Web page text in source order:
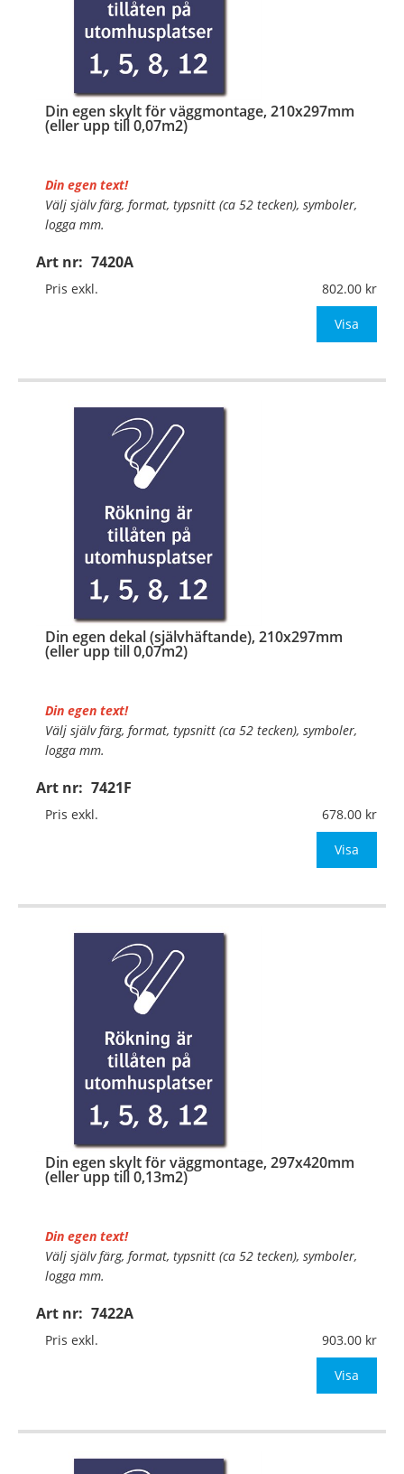
Din egen skylt för väggmontage, 210x297mm
(eller upp till 0,07m2)
Art nr: 7420A
Din egen text!
Välj själv färg, format, typsnitt (ca 52 tecken), symboler,
logga mm.
Material:Plan aluminium, 0,7mm (väggmontage)
Mått:210x297mm (eller annat mått upp till 0,07m²)
Pris exkl. 802.00
Visa
Din egen dekal (självhäftande), 210x297mm
(eller upp till 0,07m2)
Art nr: 7421F
Din egen text!
Välj själv färg, format, typsnitt (ca 52 tecken), symboler,
logga mm.
Material:Självhäftande folie
Mått:210x297mm (eller annat mått upp till 0,07m²)
Pris exkl. 678.00
Visa
Din egen skylt för väggmontage, 297x420mm
(eller upp till 0,13m2)
Art nr: 7422A
Din egen text!
Välj själv färg, format, typsnitt (ca 52 tecken), symboler,
logga mm.
Material:Plan aluminium, 0,7mm (väggmontage)
Mått:297x420mm (eller annat mått upp till 0,13m²)
Pris exkl. 903.00
Visa